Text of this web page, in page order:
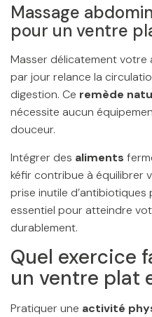
Massage
pour un ventre
Masser délicatement votre
par jour relance la
digestion. Ce remède
nécessite aucun
douceur.
Intégrer des aliments
kéfir contribue à équilibrer
prise inutile
essentiel pour atteindre
durablement.
Quel exercice
un ventre plat
Pratiquer une activité